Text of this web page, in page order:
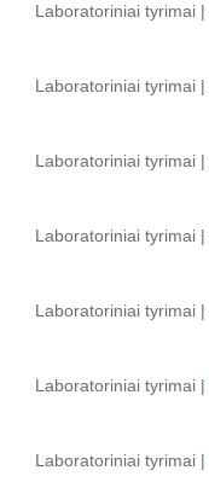
Laboratoriniai tyrimai |
Laboratoriniai tyrimai |
Laboratoriniai tyrimai |
Laboratoriniai tyrimai |
Laboratoriniai tyrimai |
Laboratoriniai tyrimai |
Laboratoriniai tyrimai |